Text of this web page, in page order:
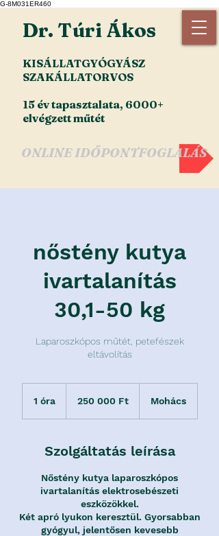
G-8M031ER460
ONLINE IDŐPONTFOGLALÁS
Dr. Túri Ákos
KISÁLLATGYÓGYÁSZ
SZAKÁLLATORVOS
15 év tapasztalata, 6000+
elvégzett műtét
nőstény kutya
ivartalanítás
30,1-50 kg
Laparoszkópos műtét, petefészek
eltávolítás
1 óra1
forint250 000 Ft Mohács
Szolgáltatás leírása
Nőstény kutya laparoszkópos
ivartalanítás elektrosebészeti
eszközökkel.
Két apró lyukon keresztül. Gyorsabban
gyógyul, jelentősen kevesebb